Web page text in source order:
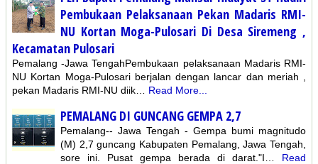
Pembukaan Pelaksanaan Pekan Madaris RMI-
NU Kortan Moga-Pulosari Di Desa Siremeng ,
Kecamatan Pulosari
Pemalang -Jawa TengahPembukaan pelaksanaan Madaris RMI-
NU Kortan Moga-Pulosari berjalan dengan lancar dan meriah ,
pekan Madaris RMI-NU diik…
Read More...
PEMALANG DI GUNCANG GEMPA 2,7
Pemalang-- Jawa Tengah - Gempa bumi magnitudo
(M) 2,7 guncang Kabupaten Pemalang, Jawa Tengah,
sore ini. Pusat gempa berada di darat."I…
Read